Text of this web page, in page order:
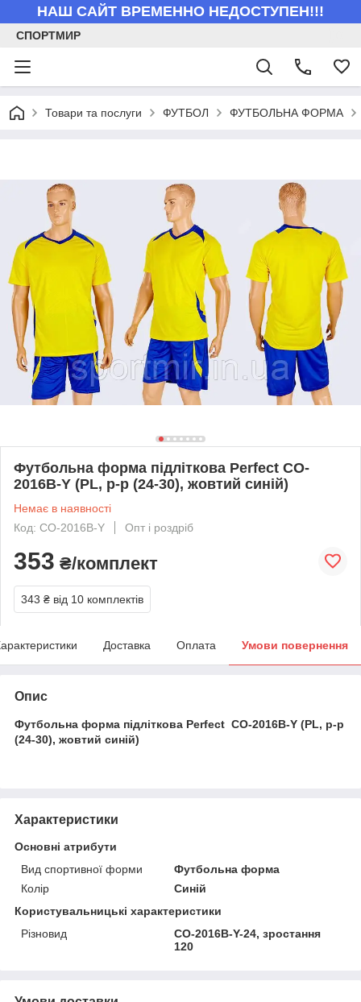
НАШ САЙТ ВРЕМЕННО НЕДОСТУПЕН!!!
СПОРТМИР
Товари та послуги ФУТБОЛ ФУТБОЛЬНА ФОРМА
Футбольна форма підліткова Perfect CO-
2016B-Y (PL, р-р (24-30), жовтий синій)
Немає в наявності
Код: CO-2016B-Y
Опт і роздріб
353 ₴/комплект
343 ₴ від 10 комплектів
Доставка Оплата Умови повернення
Опис
Футбольна форма підліткова Perfect CO-2016B-Y (PL, р-р
(24-30), жовтий синій)
Характеристики
Основні атрибути
Вид спортивної форми
Футбольна форма
Колір
Синій
Користувальницькі характеристики
Різновид
CO-2016B-Y-24, зростання
120